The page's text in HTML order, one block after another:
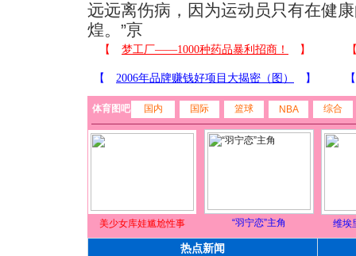
远远离伤病，因为运动员只有在健
煌。”亰
体育图吧 国内 国际 篮球 NBA 综合
美少女库娃尴尬性事 “羽宁恋”主角 维埃
热点新闻